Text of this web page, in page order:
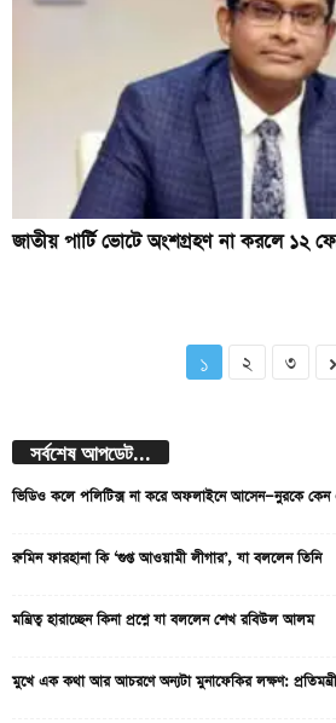
জাতীয় পার্টি ভোটে অংশগ্রহণ না করলে ১২
১ ২ ৩
সর্বশেষ আপডেট...
ভিডিও কলে পলিটিক্স না করে অফলাইনে আসেন—নুরকে
রুমিন ফারহানা কি ‘গুপ্ত আওয়ামী লীগার’, যা বললেন তিনি
মন্ত্রিত্ব হারাচ্ছেন কিনা প্রশ্নে যা বললেন শেখ রবিউল আলম
মুখে এক কথা আর আচরণে অন্যটা মুনাফেকির লক্ষণ: